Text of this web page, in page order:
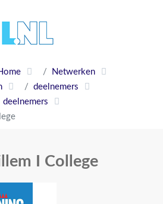
Netwerken
deelnemers
deelnemers
I College